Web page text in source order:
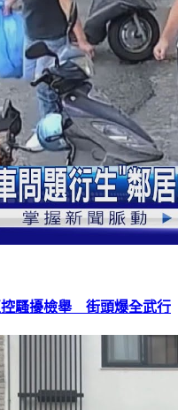
騷擾檢舉 街頭爆全武行